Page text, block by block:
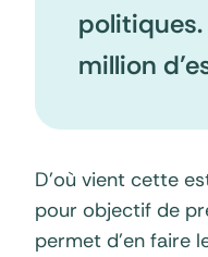
million
D’où vient cette
pour objectif de
permet d’en faire